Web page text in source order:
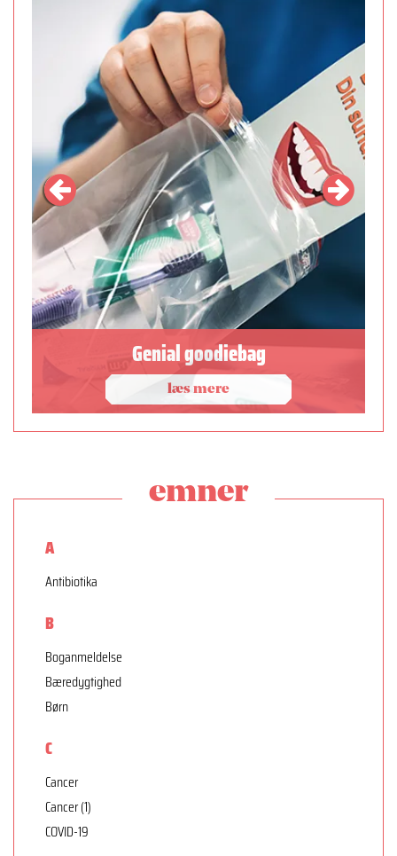
Genial goodiebag
læs mere
emner
A
Antibiotika
B
Boganmeldelse
Bæredygtighed
Børn
C
Cancer
Cancer (1)
COVID-19